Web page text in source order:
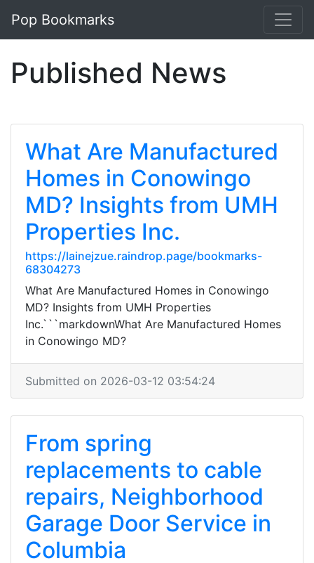
Pop Bookmarks
Published News
What Are Manufactured
Homes in Conowingo
MD? Insights from UMH
Properties Inc.
https://lainejzue.raindrop.page/bookmarks-
68304273
What Are Manufactured Homes in Conowingo
MD? Insights from UMH Properties
Inc.```markdownWhat Are Manufactured Homes
in Conowingo MD?
Submitted on 2026-03-12 03:54:24
From spring
replacements to cable
repairs, Neighborhood
Garage Door Service in
Columbia